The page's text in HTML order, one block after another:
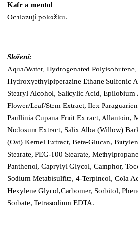
Kafr a mentol
Ochlazují pokožku.
Složení:
Aqua/Water, Hydrogenated Polyisobutene,
Hydroxyethylpiperazine Ethane Sulfonic
Stearyl Alcohol, Salicylic Acid, Epilobium
Flower/Leaf/Stem Extract, Ilex
Paullinia Cupana Fruit Extract, Allantoin,
Nodosum Extract, Salix Alba (Willow)
(Oat) Kernel Extract, Beta-Glucan,
Stearate, PEG-100 Stearate,
Panthenol, Caprylyl Glycol, Camphor,
Sodium Metabisulfite, 4-Terpineol, Cola
Hexylene Glycol,Carbomer, Sorbitol,
Sorbate, Tetrasodium EDTA.